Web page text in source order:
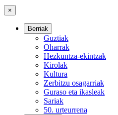
×
Berriak
Guztiak
Oharrak
Hezkuntza-ekintzak
Kirolak
Kultura
Zerbitzu osagarriak
Guraso eta ikasleak
Sariak
50. urteurrena